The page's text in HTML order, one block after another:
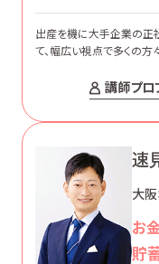
出産を機に大手企業の正
て、幅広い視点で多くの方
講師プロ
速
大阪
お
貯